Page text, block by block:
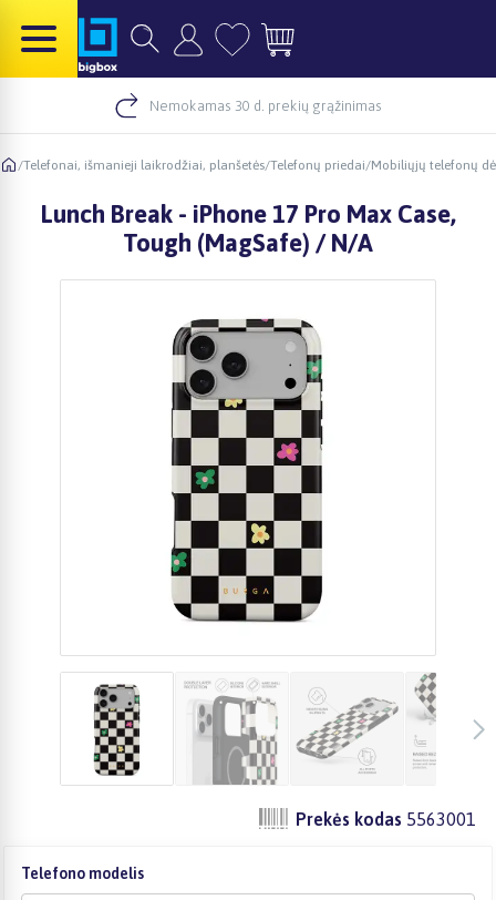
Nemokamas 30 d. prekių grąžinimas
/Telefonai, išmanieji laikrodžiai, planšetės/Telefonų priedai/Mobiliųjų telefonų
Lunch Break - iPhone 17 Pro Max Case,
Tough (MagSafe) / N/A
Prekės kodas 5563001
Telefono modelis